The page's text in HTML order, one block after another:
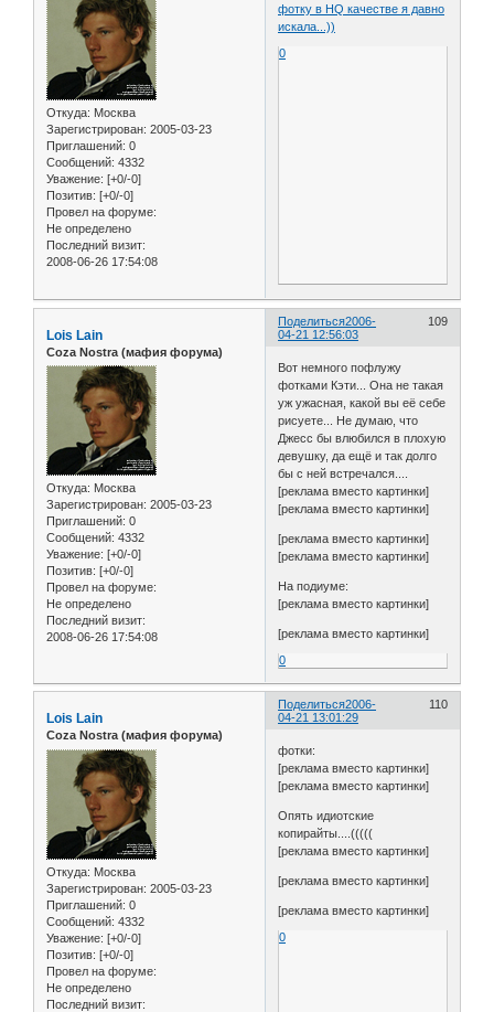
Откуда: Москва
Зарегистрирован: 2005-03-23
Приглашений: 0
Сообщений: 4332
Уважение: [+0/-0]
Позитив: [+0/-0]
Провел на форуме:
Не определено
Последний визит:
2008-06-26 17:54:08
фотку в HQ качестве я давно
искала...))
0
Поделиться 109
2006-
04-21 12:56:03
Lois Lain
Coza Nostra (мафия форума)
Откуда: Москва
Зарегистрирован: 2005-03-23
Приглашений: 0
Сообщений: 4332
Уважение: [+0/-0]
Позитив: [+0/-0]
Провел на форуме:
Не определено
Последний визит:
2008-06-26 17:54:08
Вот немного пофлужу
фотками Кэти... Она не такая
уж ужасная, какой вы её себе
рисуете... Не думаю, что
Джесс бы влюбился в плохую
девушку, да ещё и так долго
бы с ней встречался....
[реклама вместо картинки]
[реклама вместо картинки]
[реклама вместо картинки]
[реклама вместо картинки]
На подиуме:
[реклама вместо картинки]
[реклама вместо картинки]
0
Поделиться 110
2006-
04-21 13:01:29
Lois Lain
Coza Nostra (мафия форума)
Откуда: Москва
Зарегистрирован: 2005-03-23
Приглашений: 0
Сообщений: 4332
Уважение: [+0/-0]
Позитив: [+0/-0]
Провел на форуме:
Не определено
Последний визит:
фотки:
[реклама вместо картинки]
[реклама вместо картинки]
Опять идиотские
копирайты....(((((
[реклама вместо картинки]
[реклама вместо картинки]
[реклама вместо картинки]
0